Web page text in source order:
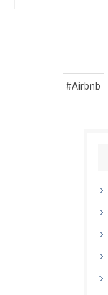
#Airbnb